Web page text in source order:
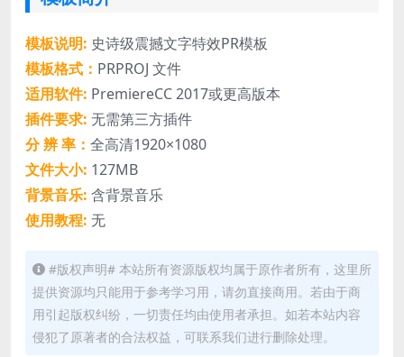
模板说明: 史诗级震撼文字特效PR模板
模板格式： PRPROJ 文件
适用软件: PremiereCC 2017或更高版本
插件要求: 无需第三方插件
分 辨 率： 全高清1920×1080
文件大小: 127MB
背景音乐: 含背景音乐
使用教程: 无
#版权声明# 本站所有资源版权均属于原作者所有，这里所
提供资源均只能用于参考学习用，请勿直接商用。若由于商
用引起版权纠纷，一切责任均由使用者承担。如若本站内容
侵犯了原著者的合法权益，可联系我们进行删除处理。